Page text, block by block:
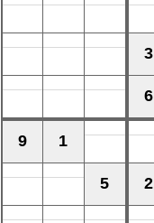
3
6
9 1
5 2